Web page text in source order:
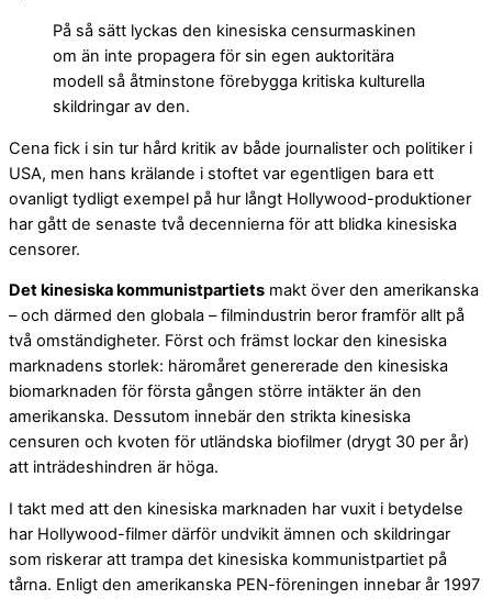
På så sätt lyckas den kinesiska censurmaskinen
om än inte propagera för sin egen auktoritära
modell så åtminstone förebygga kritiska kulturella
skildringar av den.
Cena fick i sin tur hård kritik av både journalister och politiker i
USA, men hans krälande i stoftet var egentligen bara ett
ovanligt tydligt exempel på hur långt Hollywood-produktioner
har gått de senaste två decennierna för att blidka kinesiska
censorer.
Det kinesiska kommunistpartiets makt över den amerikanska
– och därmed den globala – filmindustrin beror framför allt på
två omständigheter. Först och främst lockar den kinesiska
marknadens storlek: häromåret genererade den kinesiska
biomarknaden för första gången större intäkter än den
amerikanska. Dessutom innebär den strikta kinesiska
censuren och kvoten för utländska biofilmer (drygt 30 per år)
att inträdeshindren är höga.
I takt med att den kinesiska marknaden har vuxit i betydelse
har Hollywood-filmer därför undvikit ämnen och skildringar
som riskerar att trampa det kinesiska kommunistpartiet på
tårna. Enligt den amerikanska PEN-föreningen innebar år 1997